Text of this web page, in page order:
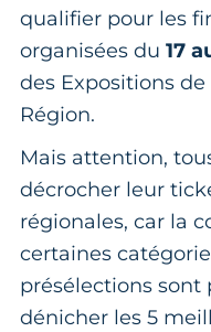
qualifier pour les
organisées du 17
des Expositions
Région.
Mais attention,
décrocher leur
régionales, car la
certaines
présélections sont
dénicher les 5